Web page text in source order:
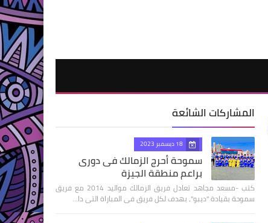
المشاركات الشائعة
18 ديسمبر 2023
سموحة أحرج الزمالك فى دورى
براعم منطقة الجيزة
كتب -مسعد مجاهد تعادل فريق الزمالك مواليد 2014 مع فريق
سموحة بقيادة "ديبو"، بهدف لكل فريق فى المباراة التى دا…